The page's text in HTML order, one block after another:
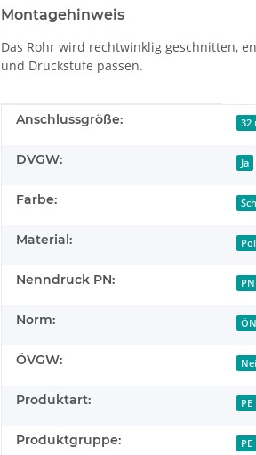
Montagehinweis
Das Rohr wird rechtwinklig geschnitten,
und Druckstufe passen.
Produkteigenschaft
Wert
Anschlussgröße: 32
DVGW: Ja
Farbe:
Material:
Nenndruck PN:
Norm:
ÖVGW:
Produktart:
Produktgruppe: